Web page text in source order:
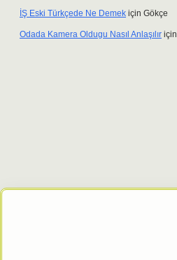
İŞ Eski Türkçede Ne Demek için Gökçe
Odada Kamera Oldugu Nasıl Anlaşılır için
adresitulipbett.net